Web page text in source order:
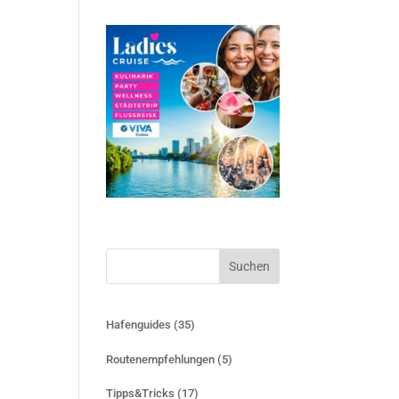
Suchen
Hafenguides (35)
Routenempfehlungen (5)
Tipps&Tricks (17)